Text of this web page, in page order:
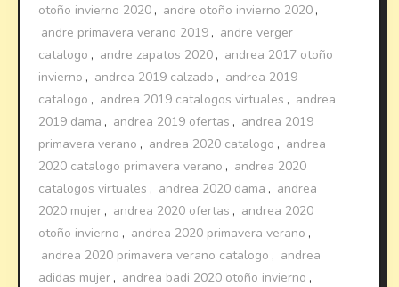
otoño invierno 2020 , andre otoño invierno 2020 ,
andre primavera verano 2019 , andre verger
catalogo , andre zapatos 2020 , andrea 2017 otoño
invierno , andrea 2019 calzado , andrea 2019
catalogo , andrea 2019 catalogos virtuales , andrea
2019 dama , andrea 2019 ofertas , andrea 2019
primavera verano , andrea 2020 catalogo , andrea
2020 catalogo primavera verano , andrea 2020
catalogos virtuales , andrea 2020 dama , andrea
2020 mujer , andrea 2020 ofertas , andrea 2020
otoño invierno , andrea 2020 primavera verano ,
andrea 2020 primavera verano catalogo , andrea
adidas mujer , andrea badi 2020 otoño invierno ,